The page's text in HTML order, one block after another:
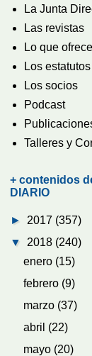
La Junta
Las revistas
Lo que
Los estatutos
Los socios
Podcast
Talleres y
+ contenidos
DIARIO
► 2017 (357)
▼ 2018 (240)
enero (15)
febrero (9)
marzo (37)
abril (22)
mayo (20)